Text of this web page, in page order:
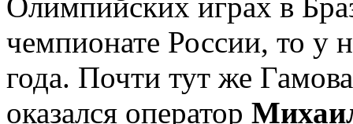
чемпионате России, то у
года. Почти тут же
оказался оператор